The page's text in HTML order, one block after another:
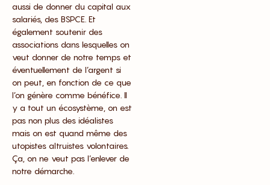
aussi de donner du capital aux
salariés, des BSPCE. Et
également soutenir des
associations dans lesquelles on
veut donner de notre temps et
éventuellement de l’argent si
on peut, en fonction de ce que
l’on génère comme bénéfice. Il
y a tout un écosystème, on est
pas non plus des idéalistes
mais on est quand même des
utopistes altruistes volontaires.
Ça, on ne veut pas l’enlever de
notre démarche.